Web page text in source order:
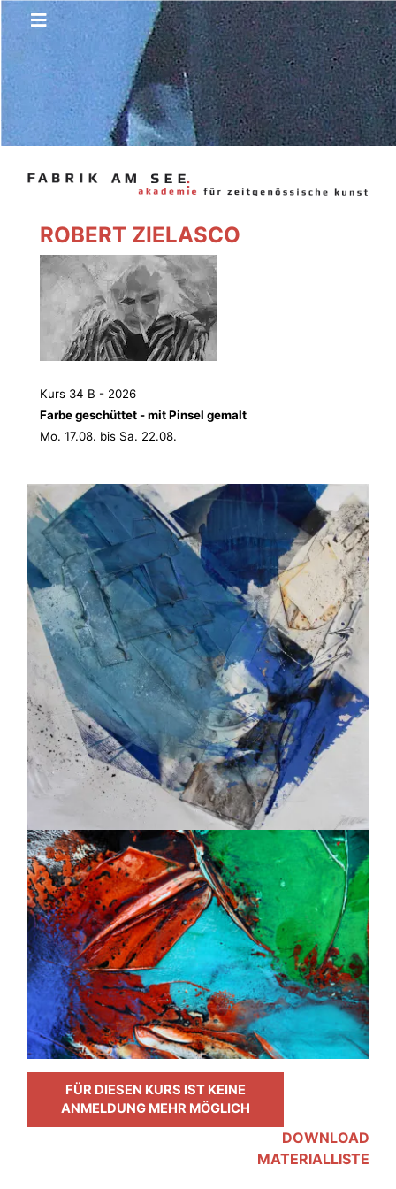
ROBERT ZIELASCO
Kurs 34 B - 2026
Farbe geschüttet - mit Pinsel gemalt
Mo. 17.08. bis Sa. 22.08.
FÜR DIESEN KURS IST KEINE
ANMELDUNG MEHR MÖGLICH
DOWNLOAD
MATERIALLISTE